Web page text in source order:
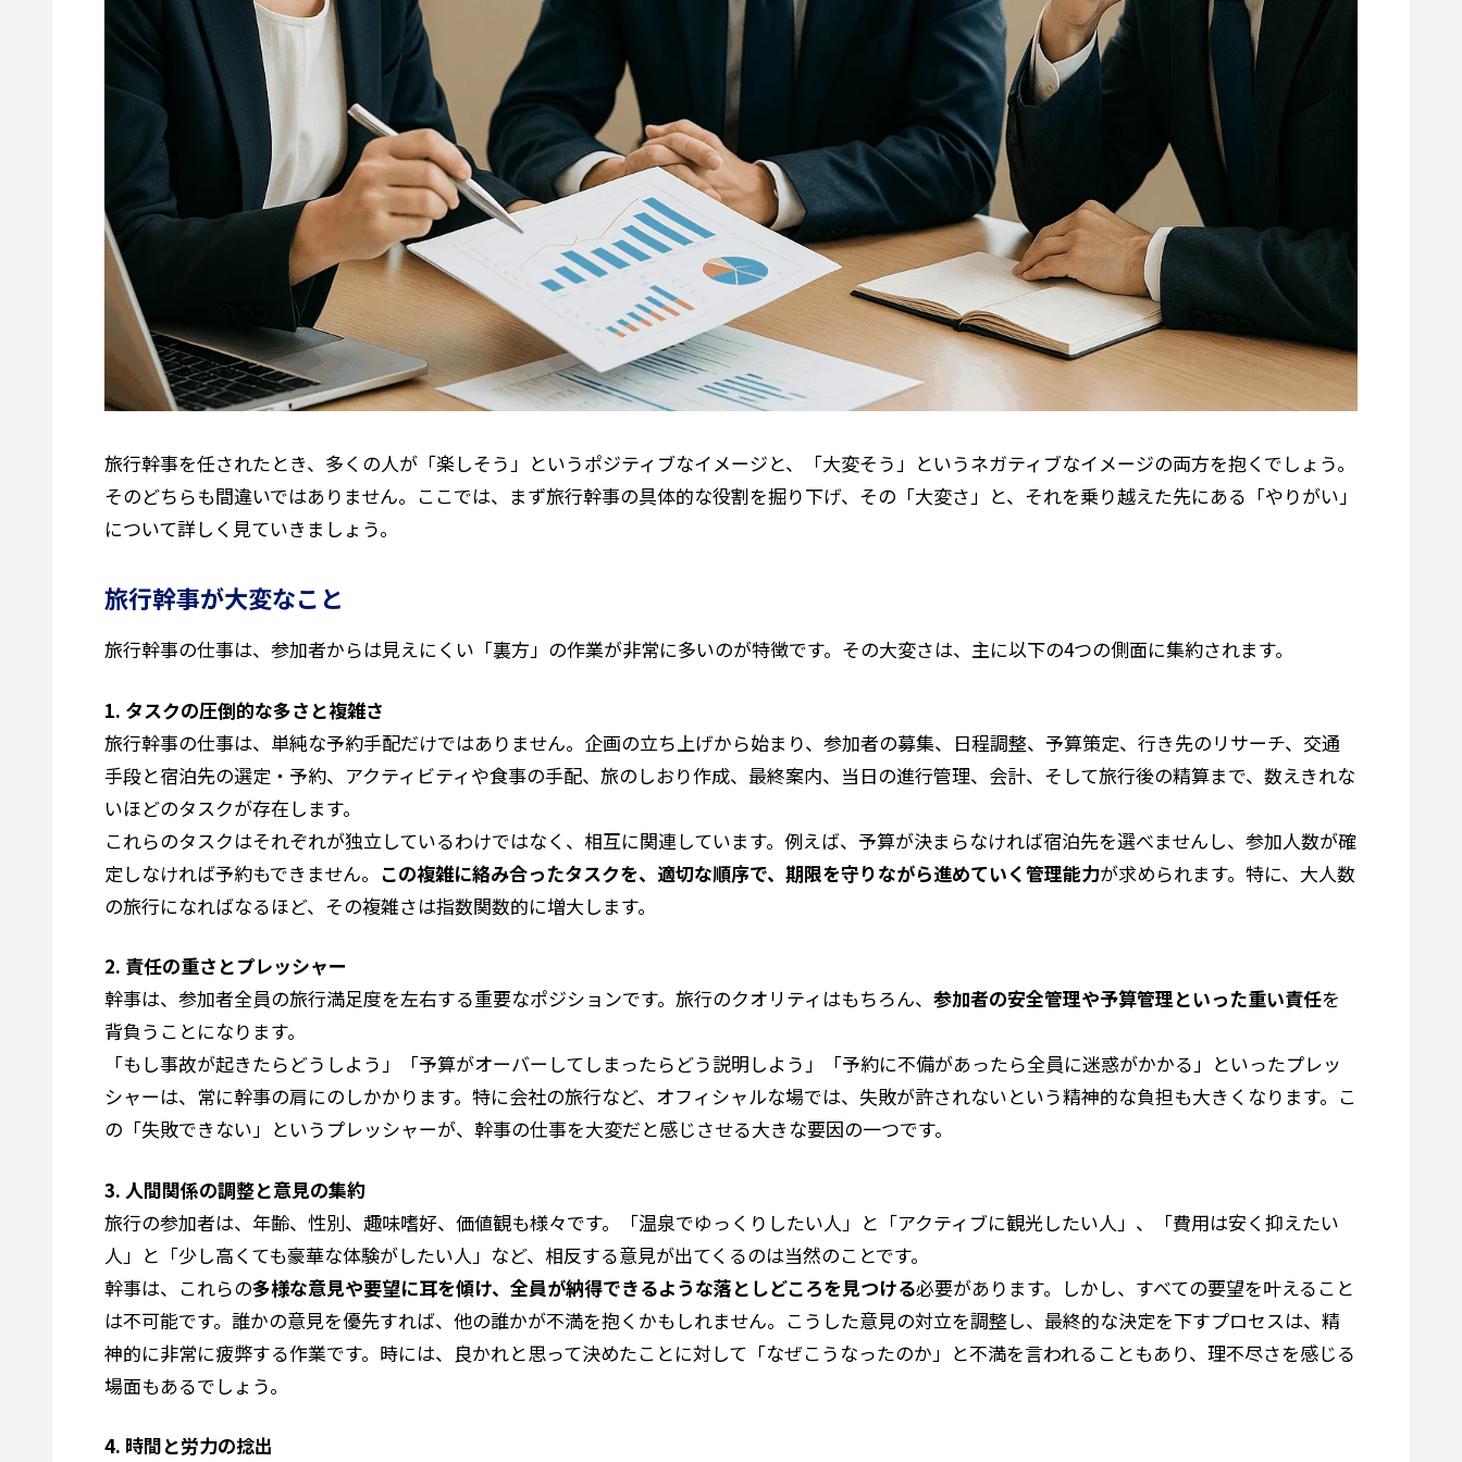
旅行幹事を任されたとき、多くの人が「楽しそう」というポジティブなイメージと、「大変そう」というネガティブなイメージの両方を抱くでしょう。
そのどちらも間違いではありません。ここでは、まず旅行幹事の具体的な役割を掘り下げ、その「大変さ」と、それを乗り越えた先にある「やりがい」
について詳しく見ていきましょう。
旅行幹事が大変なこと
旅行幹事の仕事は、参加者からは見えにくい「裏方」の作業が非常に多いのが特徴です。その大変さは、主に以下の4つの側面に集約されます。
1. タスクの圧倒的な多さと複雑さ
旅行幹事の仕事は、単純な予約手配だけではありません。企画の立ち上げから始まり、参加者の募集、日程調整、予算策定、行き先のリサーチ、交通
手段と宿泊先の選定・予約、アクティビティや食事の手配、旅のしおり作成、最終案内、当日の進行管理、会計、そして旅行後の精算まで、数えきれな
いほどのタスクが存在します。
これらのタスクはそれぞれが独立しているわけではなく、相互に関連しています。例えば、予算が決まらなければ宿泊先を選べませんし、参加人数が確
定しなければ予約もできません。 この複雑に絡み合ったタスクを、適切な順序で、期限を守りながら進めていく管理能力が求められます。特に、大人数
の旅行になればなるほど、その複雑さは指数関数的に増大します。
2. 責任の重さとプレッシャー
幹事は、参加者全員の旅行満足度を左右する重要なポジションです。旅行のクオリティはもちろん、 参加者の安全管理や予算管理といった重い責任を
背負うことになります。
「もし事故が起きたらどうしよう」「予算がオーバーしてしまったらどう説明しよう」「予約に不備があったら全員に迷惑がかかる」といったプレッ
シャーは、常に幹事の肩にのしかかります。特に会社の旅行など、オフィシャルな場では、失敗が許されないという精神的な負担も大きくなります。こ
の「失敗できない」というプレッシャーが、幹事の仕事を大変だと感じさせる大きな要因の一つです。
3. 人間関係の調整と意見の集約
旅行の参加者は、年齢、性別、趣味嗜好、価値観も様々です。「温泉でゆっくりしたい人」と「アクティブに観光したい人」、「費用は安く抑えたい
人」と「少し高くても豪華な体験がしたい人」など、相反する意見が出てくるのは当然のことです。
幹事は、これらの多様な意見や要望に耳を傾け、全員が納得できるような落としどころを見つける必要があります。しかし、すべての要望を叶えること
は不可能です。誰かの意見を優先すれば、他の誰かが不満を抱くかもしれません。こうした意見の対立を調整し、最終的な決定を下すプロセスは、精
神的に非常に疲弊する作業です。時には、良かれと思って決めたことに対して「なぜこうなったのか」と不満を言われることもあり、理不尽さを感じる
場面もあるでしょう。
4. 時間と労力の捻出